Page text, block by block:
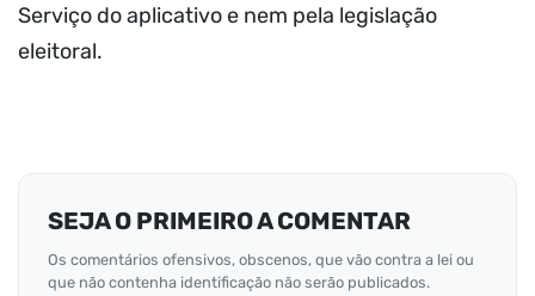
Serviço do aplicativo e nem pela legislação
eleitoral.
SEJA O PRIMEIRO A COMENTAR
Os comentários ofensivos, obscenos, que vão contra a lei ou
que não contenha identificação não serão publicados.